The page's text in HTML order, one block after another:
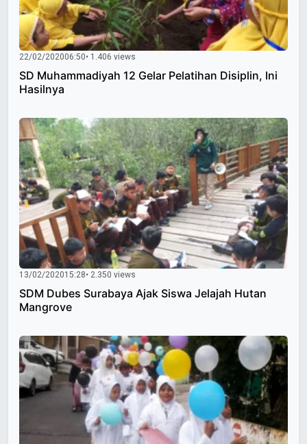
22/02/202006:50• 1.406 views
SD Muhammadiyah 12 Gelar Pelatihan Disiplin, Ini
Hasilnya
13/02/202015:28• 2.350 views
SDM Dubes Surabaya Ajak Siswa Jelajah Hutan
Mangrove